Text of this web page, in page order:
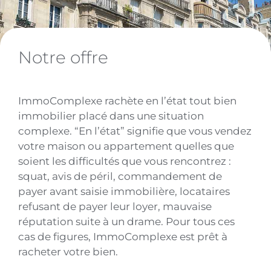
Notre offre
ImmoComplexe rachète en l’état tout bien
immobilier placé dans une situation
complexe. “En l’état” signifie que vous vendez
votre maison ou appartement quelles que
soient les difficultés que vous rencontrez :
squat, avis de péril, commandement de
payer avant saisie immobilière, locataires
refusant de payer leur loyer, mauvaise
réputation suite à un drame. Pour tous ces
cas de figures, ImmoComplexe est prêt à
racheter votre bien.